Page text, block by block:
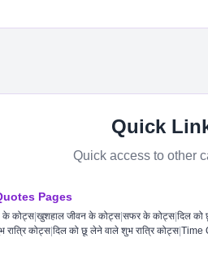
Quick
Quick access to other
Pages
के कोट्स|खुशहाल जीवन के कोट्स|सफर के कोट्स|दिल को
रात्रि कोट्स​|दिल को छू लेने वाले शुभ रात्रि कोट्स|Time